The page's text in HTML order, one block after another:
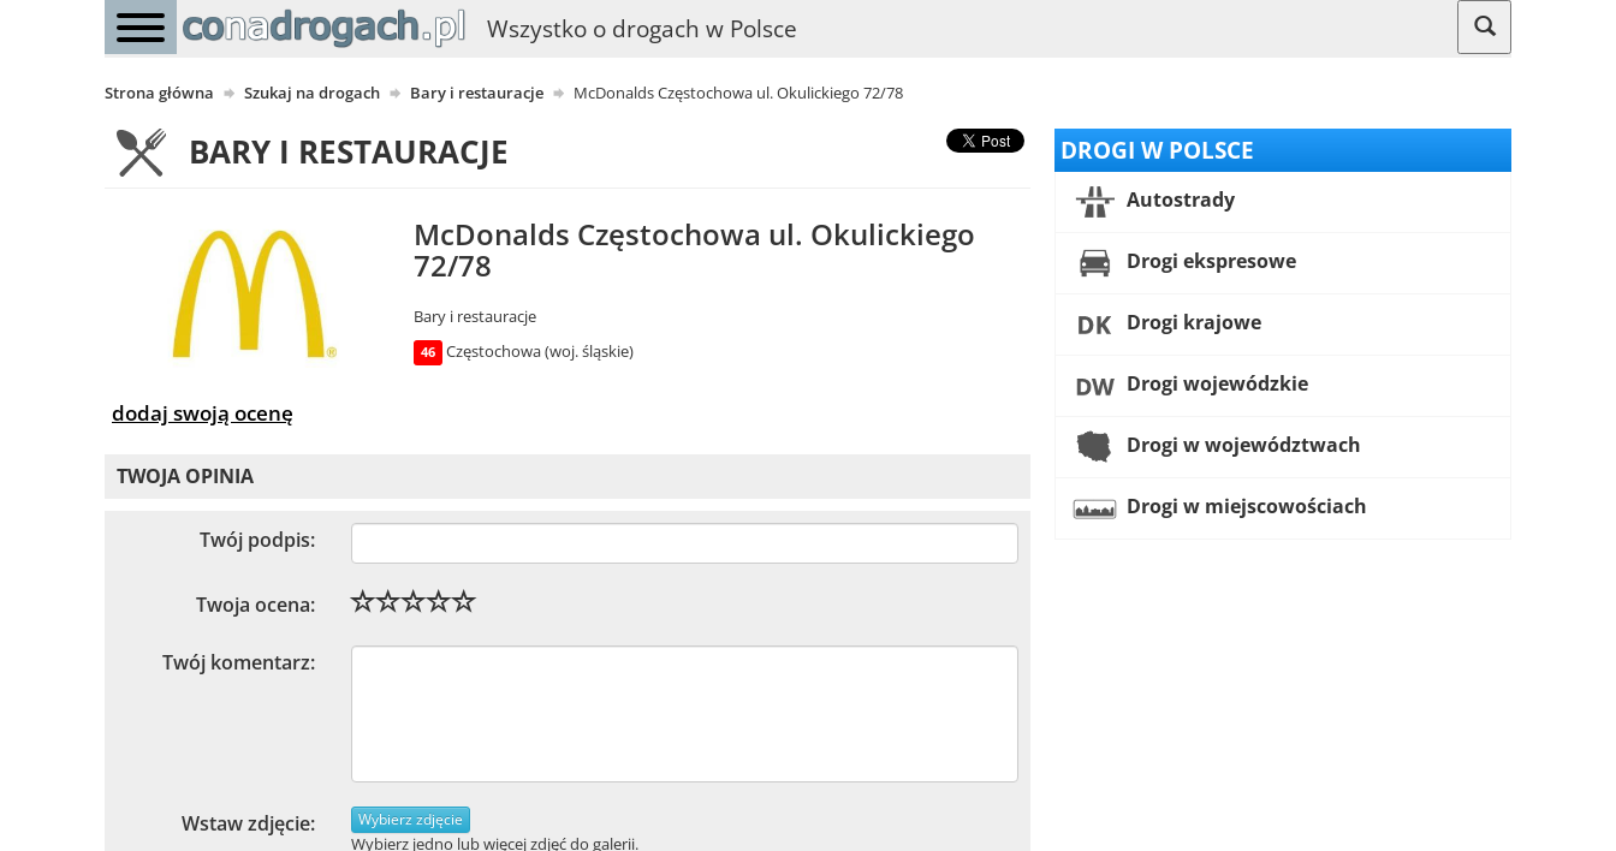
Wszystko o drogach w Polsce
Strona główna Szukaj na drogach Bary i restauracje McDonalds Częstochowa ul. Okulickiego 72/78
BARY I RESTAURACJE
McDonalds Częstochowa ul. Okulickiego
72/78
Bary i restauracje
46 Częstochowa (woj. śląskie)
dodaj swoją ocenę
TWOJA OPINIA
Twój podpis:
Twoja ocena:
Twój komentarz:
Wstaw zdjęcie: Wybierz zdjęcie
Wybierz jedno lub więcej zdjęć do galerii.
DROGI W POLSCE
Autostrady
Drogi ekspresowe
Drogi krajowe
Drogi wojewódzkie
Drogi w województwach
Drogi w miejscowościach